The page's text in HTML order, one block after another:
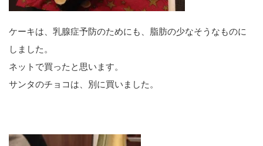
ケーキは、乳腺症予防のためにも、脂肪の少なそうなものに
しました。
ネットで買ったと思います。
サンタのチョコは、別に買いました。